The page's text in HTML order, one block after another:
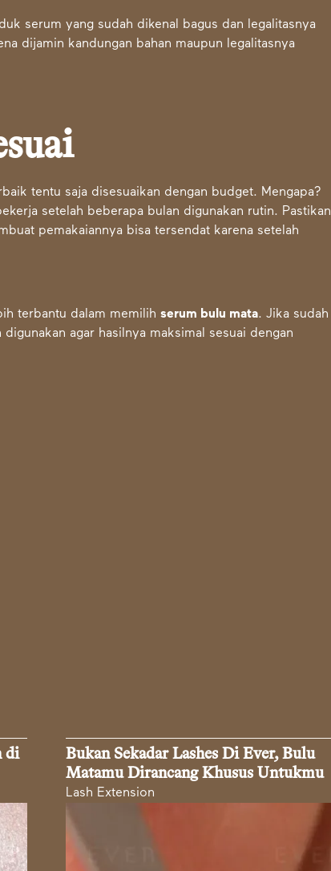
serum yang sudah dikenal bagus dan legalitasnya
dijamin kandungan bahan maupun legalitasnya
tentu saja disesuaikan dengan budget. Mengapa?
setelah beberapa bulan digunakan rutin. Pastikan
pemakaiannya bisa tersendat karena setelah
terbantu dalam memilihserum bulu mata. Jika sudah
agar hasilnya maksimal sesuai dengan
di
Bukan Sekadar Lashes Di Ever, Bulu
Matamu Dirancang Khusus Untukmu
Lash Extension